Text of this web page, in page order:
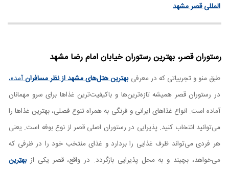
المللی قصر مشهد
رستوران قصر، بهترین رستوران خیابان امام رضا مشهد
طبق منو و تجربیاتی که در معرفیبهترین هتل‌های مشهد از نظر مسافرانآمده،
در رستوران قصر همیشه تازه‌ترین‌ها و باکیفیت‌ترین غذاها برای سرو مهمانان
آماده است. انواع غذاهای ایرانی و فرنگی به همراه تنوع فصلی، بهترین غذاها را
می‌توانید انتخاب کنید. پذیرایی در رستوران اصلی قصر از نوع بوفه است. یعنی
هر فردی می‌تواند ظرف غذایی را بردارد و غذای منتخب خود را در ظرفی که
می‌خواهد، بچیند و به محل پذیرایی بازگردد. در واقع، قصر یکی ازبهترین